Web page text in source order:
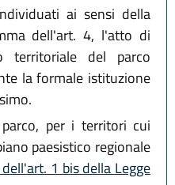
ai sensi della
dell'art. 4, l'atto di
territoriale del parco
la formale istituzione
per i territori cui
paesistico regionale
1 bis della Legge